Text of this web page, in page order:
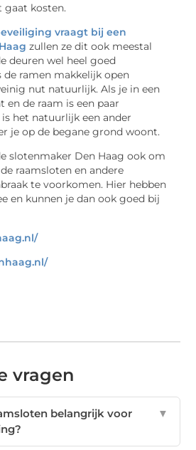
gaat kosten.
vraagt bij een
zullen ze dit ook meestal
deuren wel heel goed
de ramen makkelijk open
nut natuurlijk. Als je in een
de raam is een paar
het natuurlijk een ander
je op de begane grond woont.
slotenmaker Den Haag ook om
raamsloten en andere
te voorkomen. Hier hebben
en kunnen je dan ook goed bij
vragen
belangrijk voor
▼